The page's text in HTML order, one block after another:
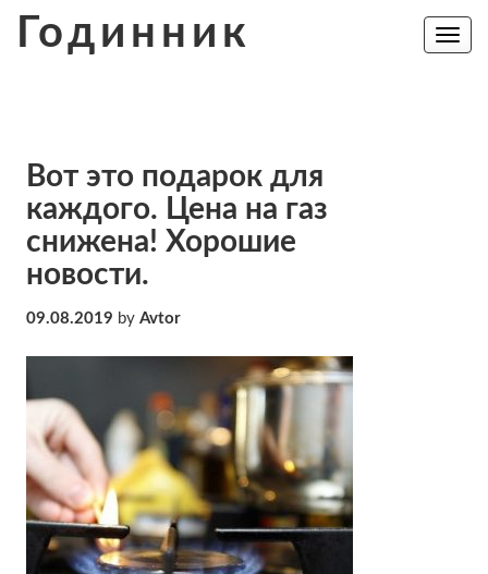
Годинник
Toggle
Вот это подарок для
каждого. Цена на газ
снижена! Хорошие
новости.
09.08.2019 by Avtor